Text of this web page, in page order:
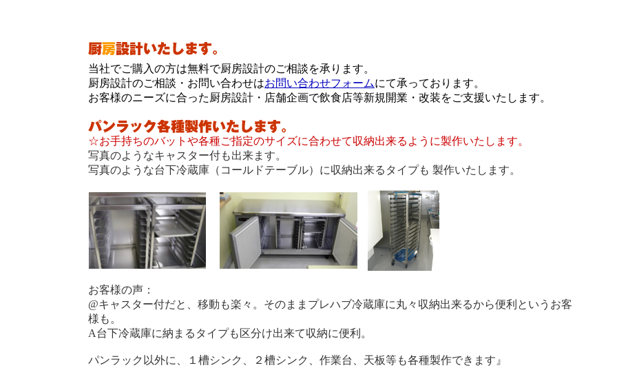
当社でご購入の方は無料で厨房設計のご相談を承ります。
厨房設計のご相談・お問い合わせはお問い合わせフォームにて承っております。
お客様のニーズに合った厨房設計・店舗企画で飲食店等新規開業・改装をご支援いたします。
☆お手持ちのバットや各種ご指定のサイズに合わせて収納出来るように製作いたします。
写真のようなキャスター付も出来ます。
写真のような台下冷蔵庫（コールドテーブル）に収納出来るタイプも 製作いたします。
お客様の声：
@キャスター付だと、移動も楽々。そのままプレハブ冷蔵庫に丸々収納出来るから便利というお客
様も。
A台下冷蔵庫に納まるタイプも区分け出来て収納に便利。
パンラック以外に、１槽シンク、２槽シンク、作業台、天板等も各種製作できます』